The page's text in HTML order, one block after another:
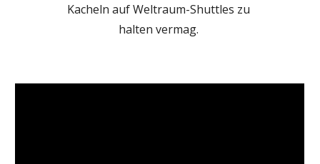
Kacheln auf Weltraum-Shuttles zu
halten vermag.